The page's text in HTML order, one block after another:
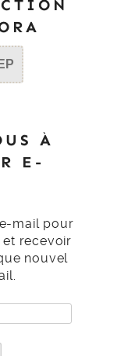
À
E-
mail pour
recevoir
nouvel